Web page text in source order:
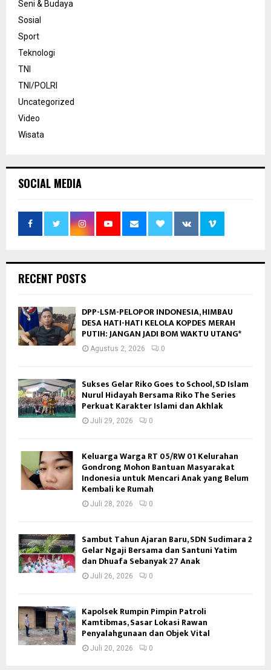
Seni & Budaya
Sosial
Sport
Teknologi
TNI
TNI/POLRI
Uncategorized
Video
Wisata
SOCIAL MEDIA
RECENT POSTS
DPP-LSM-PELOPOR INDONESIA, HIMBAU
DESA HATI-HATI KELOLA KOPDES MERAH
PUTIH: JANGAN JADI BOM WAKTU UTANG*
Agustus 2, 2026 0
Sukses Gelar Riko Goes to School, SD Islam
Nurul Hidayah Bersama Riko The Series
Perkuat Karakter Islami dan Akhlak
Juli 29, 2026 0
Keluarga Warga RT 05/RW 01 Kelurahan
Gondrong Mohon Bantuan Masyarakat
Indonesia untuk Mencari Anak yang Belum
Kembali ke Rumah
Juli 28, 2026 0
Sambut Tahun Ajaran Baru, SDN Sudimara 2
Gelar Ngaji Bersama dan Santuni Yatim
dan Dhuafa Sebanyak 27 Anak
Juli 26, 2026 0
Kapolsek Rumpin Pimpin Patroli
Kamtibmas, Sasar Lokasi Rawan
Penyalahgunaan dan Objek Vital
Juli 20, 2026 0